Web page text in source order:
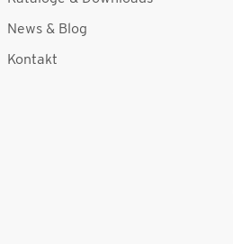
News & Blog
Kontakt